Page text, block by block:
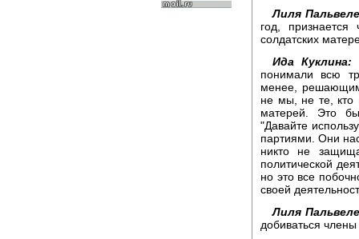
Лиля
год, признается
солдатских
Ида Куклина:
понимали всю
менее,
не мы, не те, кто
матерей. Это
"Давайте
партиями. Они
никто не
политической
но это все
своей
Лиля
добиваться